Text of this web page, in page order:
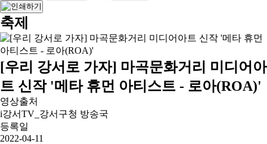
축제
[우리 강서로 가자] 마곡문화거리 미디어아
트 신작 '메타 휴먼 아티스트 - 로아(ROA)'
영상출처
i강서TV_강서구청 방송국
등록일
2022-04-11